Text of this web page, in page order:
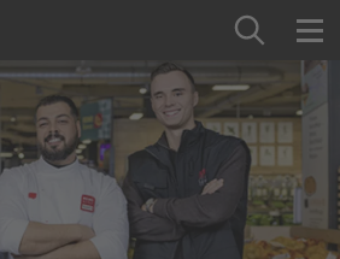
Startseite
als Arbeitgeber
& Studium